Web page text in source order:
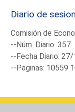
Diario de
Comisión de
--Núm. Diario: 357
--Fecha Diario:
--Páginas: 10559